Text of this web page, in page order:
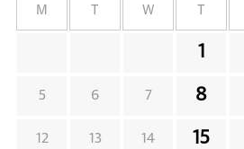
M W
1
5 6 7 8
12 13 14 15